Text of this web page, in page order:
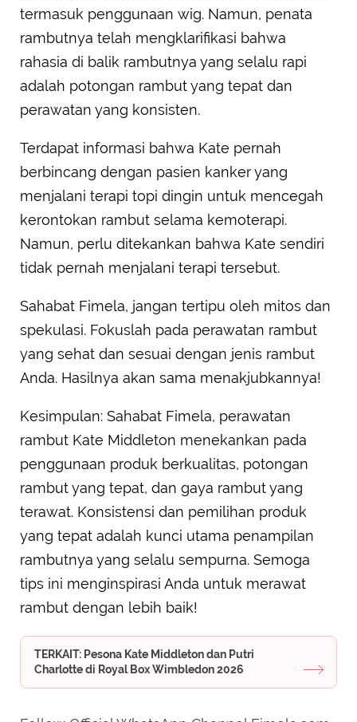
termasuk penggunaan wig. Namun, penata
rambutnya telah mengklarifikasi bahwa
rahasia di balik rambutnya yang selalu rapi
adalah potongan rambut yang tepat dan
perawatan yang konsisten.
Terdapat informasi bahwa Kate pernah
berbincang dengan pasien kanker yang
menjalani terapi topi dingin untuk mencegah
kerontokan rambut selama kemoterapi.
Namun, perlu ditekankan bahwa Kate sendiri
tidak pernah menjalani terapi tersebut.
Sahabat Fimela, jangan tertipu oleh mitos dan
spekulasi. Fokuslah pada perawatan rambut
yang sehat dan sesuai dengan jenis rambut
Anda. Hasilnya akan sama menakjubkannya!
Kesimpulan: Sahabat Fimela, perawatan
rambut Kate Middleton menekankan pada
penggunaan produk berkualitas, potongan
rambut yang tepat, dan gaya rambut yang
terawat. Konsistensi dan pemilihan produk
yang tepat adalah kunci utama penampilan
rambutnya yang selalu sempurna. Semoga
tips ini menginspirasi Anda untuk merawat
rambut dengan lebih baik!
TERKAIT: Pesona Kate Middleton dan Putri
Charlotte di Royal Box Wimbledon 2026